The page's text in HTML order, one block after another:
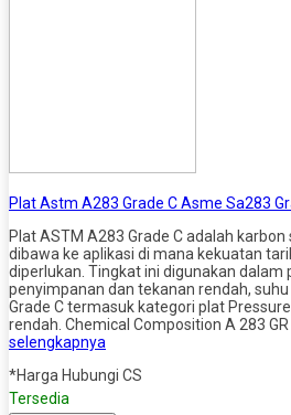
Plat Astm A283 Grade C Asme Sa283
Plat ASTM A283 Grade C adalah
dibawa ke aplikasi di mana kekuatan
diperlukan. Tingkat ini digunakan dalam
penyimpanan dan tekanan rendah,
Grade C termasuk kategori plat
rendah. Chemical Composition A 283 GR
selengkapnya
*Harga Hubungi CS
Tersedia